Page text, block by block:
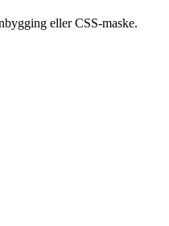
eller CSS-maske.